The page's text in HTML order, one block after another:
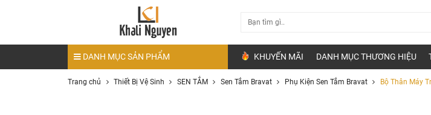
DANH MỤC SẢN PHẨM KHUYẾN MÃI DANH MỤC THƯƠNG HIỆU
Trang chủ Thiết Bị Vệ Sinh SEN TẮM Sen Tắm Bravat Phụ Kiện Sen Tắm Bravat Bộ Thân Máy